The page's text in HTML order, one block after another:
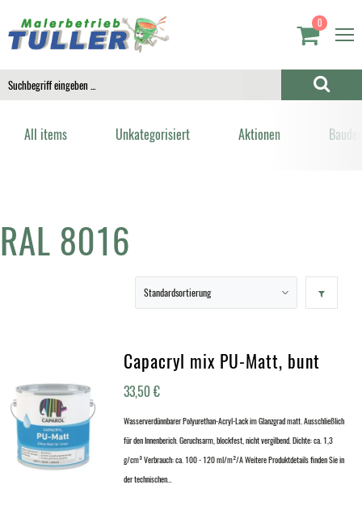
0
All items Unkategorisiert Aktionen
RAL 8016
Capacryl mix PU-Matt, bunt
33,50€
Wasserverdünnbarer Polyurethan-Acryl-Lack im Glanzgrad matt. Ausschließlich
für den Innenberich. Geruchsarm, blockfest, nicht vergilbend. Dichte: ca. 1,3
g/cm³ Verbrauch: ca. 100 - 120 ml/m²/A Weitere Produktdetails finden Sie in
der technischen…